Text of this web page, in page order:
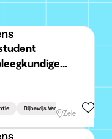
Rijbewijs Vereist
Zele